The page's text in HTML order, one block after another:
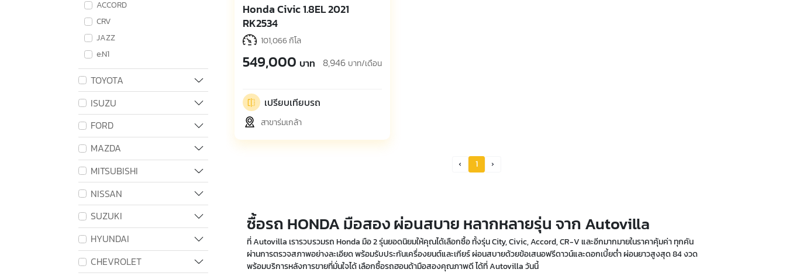
ACCORD
CRV
JAZZ
e:N1
TOYOTA
ISUZU
FORD
MAZDA
MITSUBISHI
NISSAN
SUZUKI
HYUNDAI
CHEVROLET
Honda Civic 1.8EL 2021
RK2534
101,066 กิโล
549,000 บาท 8,946 บาท/เดือน
เปรียบเทียบรถ
สาขาร่มเกล้า
Prev Page
1 Next Page
ซื้อรถ HONDA มือสอง ผ่อนสบาย หลากหลายรุ่น จาก Autovilla
ที่ Autovilla เรารวบรวมรถ Honda มือ 2 รุ่นยอดนิยมให้คุณได้เลือกซื้อ ทั้งรุ่น City, Civic, Accord, CR-V และอีกมากมายในราคาคุ้มค่า ทุกคัน
ผ่านการตรวจสภาพอย่างละเอียด พร้อมรับประกันเครื่องยนต์และเกียร์ ผ่อนสบายด้วยข้อเสนอฟรีดาวน์และดอกเบี้ยต่ำ ผ่อนยาวสูงสุด 84 งวด
พร้อมบริการหลังการขายที่มั่นใจได้ เลือกซื้อรถฮอนด้ามือสองคุณภาพดี ได้ที่ Autovilla วันนี้